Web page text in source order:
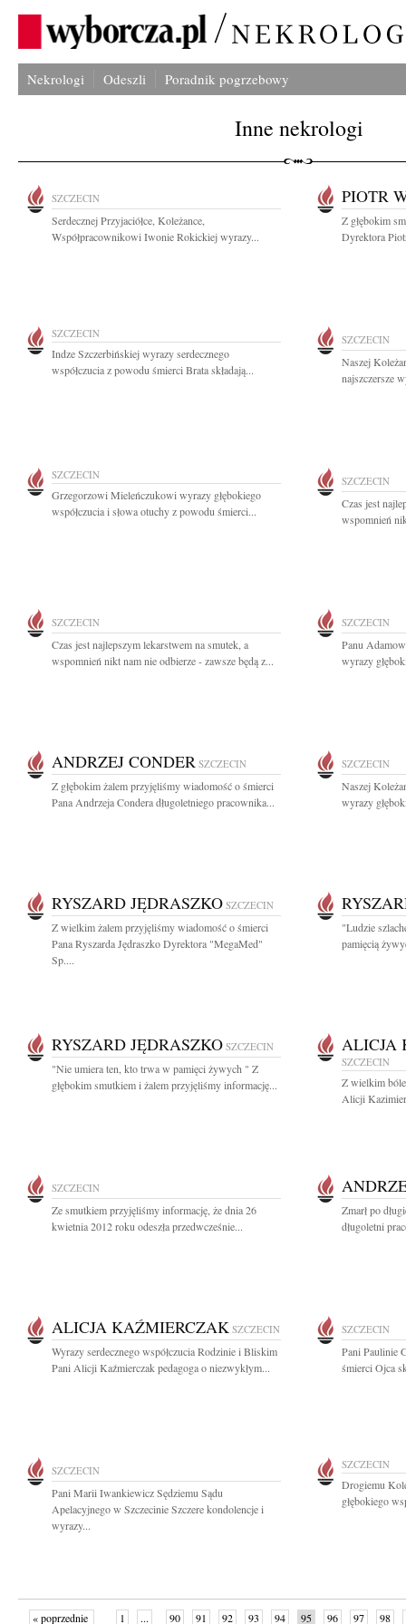
Nekrologi Odeszli Poradnik pogrzebowy
Inne nekrologi
SZCZECIN
Serdecznej Przyjaciółce, Koleżance,
Współpracownikowi Iwonie Rokickiej wyrazy...
PIOTR
Z głębokim
Dyrektora
SZCZECIN
Indze Szczerbińskiej wyrazy serdecznego
współczucia z powodu śmierci Brata składają...
SZCZECIN
Naszej
najszczersze
SZCZECIN
Grzegorzowi Mieleńczukowi wyrazy głębokiego
współczucia i słowa otuchy z powodu śmierci...
SZCZECIN
Czas jest
wspomnień
SZCZECIN
Czas jest najlepszym lekarstwem na smutek, a
wspomnień nikt nam nie odbierze - zawsze będą z...
SZCZECIN
Panu
wyrazy
ANDRZEJ CONDER SZCZECIN
Z głębokim żalem przyjęliśmy wiadomość o śmierci
Pana Andrzeja Condera długoletniego pracownika...
SZCZECIN
Naszej
wyrazy
RYSZARD JĘDRASZKO SZCZECIN
Z wielkim żalem przyjęliśmy wiadomość o śmierci
Pana Ryszarda Jędraszko Dyrektora "MegaMed"
Sp....
"Ludzie
pamięcią
RYSZARD JĘDRASZKO SZCZECIN
"Nie umiera ten, kto trwa w pamięci żywych " Z
głębokim smutkiem i żalem przyjęliśmy informację...
ALICJA
SZCZECIN
Z wielkim
Alicji
SZCZECIN
Ze smutkiem przyjęliśmy informację, że dnia 26
kwietnia 2012 roku odeszła przedwcześnie...
Zmarł po
długoletni
ALICJA KAŹMIERCZAK SZCZECIN
Wyrazy serdecznego współczucia Rodzinie i Bliskim
Pani Alicji Kaźmierczak pedagoga o niezwykłym...
SZCZECIN
Pani Paulinie
śmierci Ojca
SZCZECIN
Pani Marii Iwankiewicz Sędziemu Sądu
Apelacyjnego w Szczecinie Szczere kondolencje i
wyrazy...
SZCZECIN
Drogiemu
głębokiego
« poprzednie 1 ... 90 91 92 93 94 95 96 97 98